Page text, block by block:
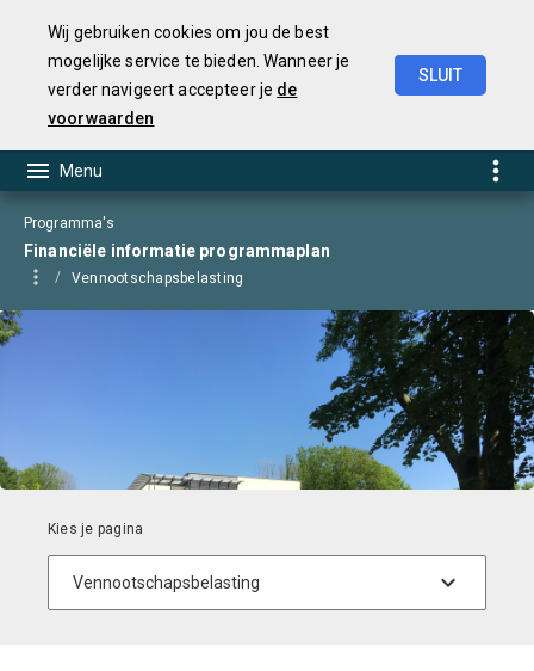
Wij gebruiken cookies om jou de best
mogelijke service te bieden. Wanneer je
verder navigeert accepteer je de
voorwaarden
SLUIT
Programma's
Financiële informatie programmaplan
Vennootschapsbelasting